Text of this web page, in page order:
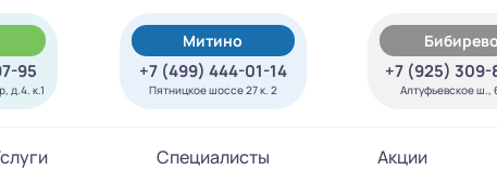
95
д.4. к.1
Митино
+7 (499) 444-01-14
Пятницкое шоссе 27 к. 2
Бибирево
+7 (925) 309-
Алтуфьевское ш.,
Специалисты Акции